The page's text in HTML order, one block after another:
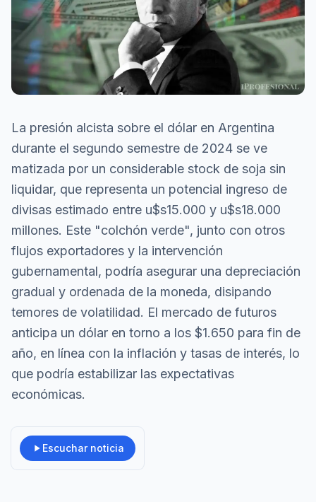
La presión alcista sobre el dólar en Argentina
durante el segundo semestre de 2024 se ve
matizada por un considerable stock de soja sin
liquidar, que representa un potencial ingreso de
divisas estimado entre u$s15.000 y u$s18.000
millones. Este "colchón verde", junto con otros
flujos exportadores y la intervención
gubernamental, podría asegurar una depreciación
gradual y ordenada de la moneda, disipando
temores de volatilidad. El mercado de futuros
anticipa un dólar en torno a los $1.650 para fin de
año, en línea con la inflación y tasas de interés, lo
que podría estabilizar las expectativas
económicas.
Escuchar noticia